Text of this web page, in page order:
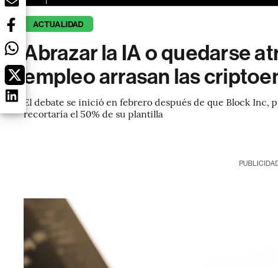
ACTUALIDAD
Abrazar la IA o quedarse
empleo arrasan las
El debate se inició en febrero después de que Block Inc,
recortaría el 50% de su plantilla